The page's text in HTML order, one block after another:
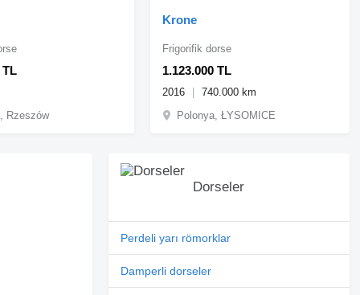
TL
Rzeszów
Krone
1.123.000 TL
Frigorifik dorse
2016
740.000 km
Polonya, ŁYSOMICE
Dorseler
Perdeli yarı römorklar
Damperli dorseler